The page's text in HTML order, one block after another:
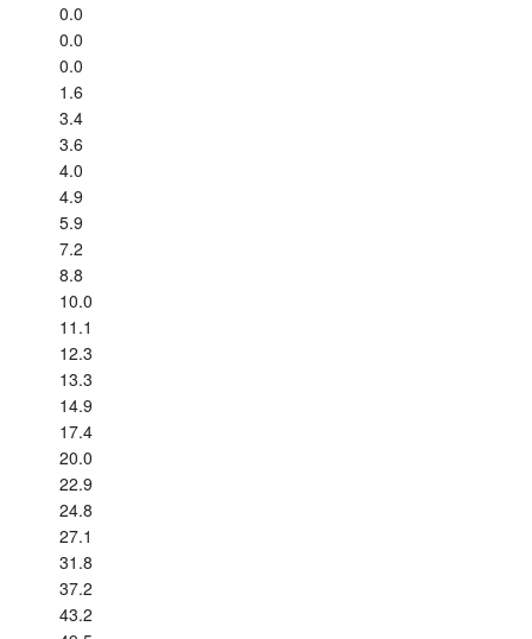
经销商
0.0
0.0
0.0
1.6
3.4
3.6
4.0
4.9
5.9
7.2
8.8
10.0
11.1
12.3
13.3
14.9
17.4
20.0
22.9
24.8
27.1
31.8
37.2
43.2